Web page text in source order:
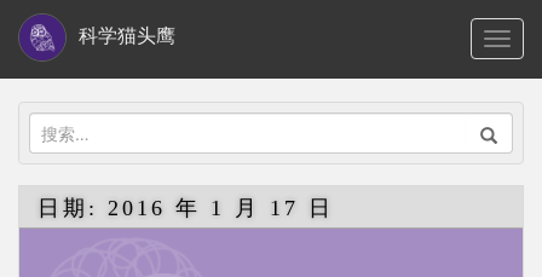
i
科学猫头鹰
搜
索：
日期: 2016 年 1 月 17 日